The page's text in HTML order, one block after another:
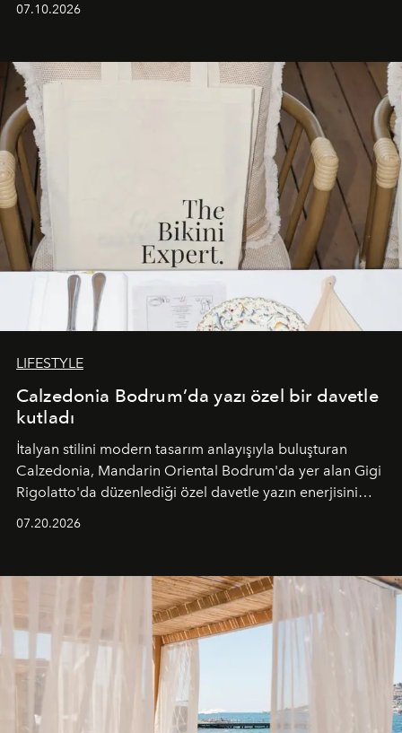
buluşturarak markanın Cavo Tagoo’daki varlığını
sürükleyici ve mevsime özel bir deneyime dönüştürüyor.
07.10.2026
LIFESTYLE
Calzedonia Bodrum’da yazı özel bir davetle
kutladı
İtalyan stilini modern tasarım anlayışıyla buluşturan
Calzedonia, Mandarin Oriental Bodrum'da yer alan Gigi
Rigolatto'da düzenlediği özel davetle yazın enerjisini
07.20.2026